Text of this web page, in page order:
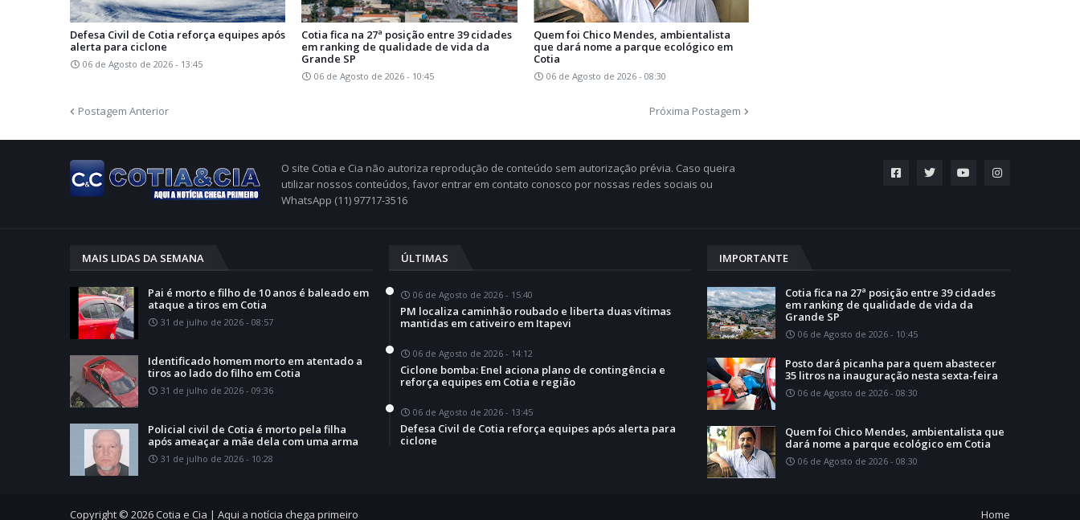
Defesa Civil de Cotia reforça equipes após
alerta para ciclone
06 de Agosto de 2026 - 13:45
Cotia fica na 27ª posição entre 39 cidades
em ranking de qualidade de vida da
Grande SP
06 de Agosto de 2026 - 10:45
Quem foi Chico Mendes, ambientalista
que dará nome a parque ecológico em
Cotia
06 de Agosto de 2026 - 08:30
Postagem Anterior Próxima Postagem
O site Cotia e Cia não autoriza reprodução de conteúdo sem autorização prévia. Caso queira
utilizar nossos conteúdos, favor entrar em contato conosco por nossas redes sociais ou
WhatsApp (11) 97717-3516
MAIS LIDAS DA SEMANA
Pai é morto e filho de 10 anos é baleado em
ataque a tiros em Cotia
31 de julho de 2026 - 08:57
Identificado homem morto em atentado a
tiros ao lado do filho em Cotia
31 de julho de 2026 - 09:36
Policial civil de Cotia é morto pela filha
após ameaçar a mãe dela com uma arma
31 de julho de 2026 - 10:28
ÚLTIMAS
06 de Agosto de 2026 - 15:40
PM localiza caminhão roubado e liberta duas vítimas
mantidas em cativeiro em Itapevi
06 de Agosto de 2026 - 14:12
Ciclone bomba: Enel aciona plano de contingência e
reforça equipes em Cotia e região
06 de Agosto de 2026 - 13:45
Defesa Civil de Cotia reforça equipes após alerta para
ciclone
IMPORTANTE
Cotia fica na 27ª posição entre 39 cidades
em ranking de qualidade de vida da
Grande SP
06 de Agosto de 2026 - 10:45
Posto dará picanha para quem abastecer
35 litros na inauguração nesta sexta-feira
06 de Agosto de 2026 - 08:30
Quem foi Chico Mendes, ambientalista que
dará nome a parque ecológico em Cotia
06 de Agosto de 2026 - 08:30
Copyright © 2026Cotia e Cia | Aqui a notícia chega primeiro Home